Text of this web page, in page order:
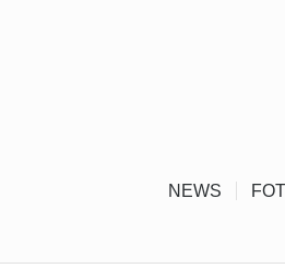
NEWS